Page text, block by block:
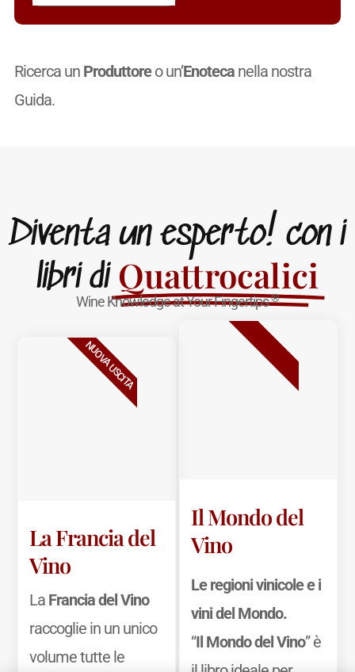
Ricerca un Produttoreo un’Enotecanella nostra
Guida.
Diventa un esperto! con i
libri di Quattrocalici
Wine Knowledge at Your Fingertips®
La Francia del
Vino
La Francia del Vino
raccoglie in un unico
volume tutte le
NUOVA USCITA
Il Mondo del
Vino
Le regioni vinicole e i
vini del Mondo.
“Il Mondo del Vino” è
BESTSELLER